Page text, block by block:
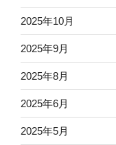
2025年10月
2025年9月
2025年8月
2025年6月
2025年5月